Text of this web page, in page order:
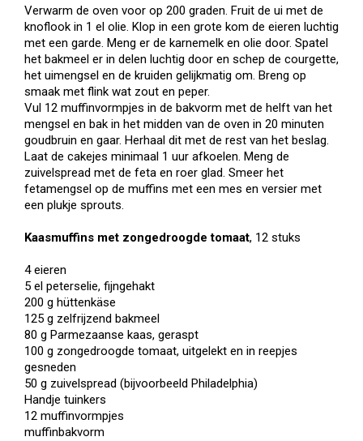
Verwarm de oven voor op 200 graden. Fruit de ui met de
knoflook in 1 el olie. Klop in een grote kom de eieren luchtig
met een garde. Meng er de karnemelk en olie door. Spatel
het bakmeel er in delen luchtig door en schep de courgette,
het uimengsel en de kruiden gelijkmatig om. Breng op
smaak met flink wat zout en peper.
Vul 12 muffinvormpjes in de bakvorm met de helft van het
mengsel en bak in het midden van de oven in 20 minuten
goudbruin en gaar. Herhaal dit met de rest van het beslag.
Laat de cakejes minimaal 1 uur afkoelen. Meng de
zuivelspread met de feta en roer glad. Smeer het
fetamengsel op de muffins met een mes en versier met
een plukje sprouts.
Kaasmuffins met zongedroogde tomaat, 12 stuks
4 eieren
5 el peterselie, fijngehakt
200 g hüttenkäse
125 g zelfrijzend bakmeel
80 g Parmezaanse kaas, geraspt
100 g zongedroogde tomaat, uitgelekt en in reepjes
gesneden
50 g zuivelspread (bijvoorbeeld Philadelphia)
Handje tuinkers
12 muffinvormpjes
muffinbakvorm